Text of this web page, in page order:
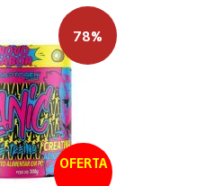
OFERTA
78%